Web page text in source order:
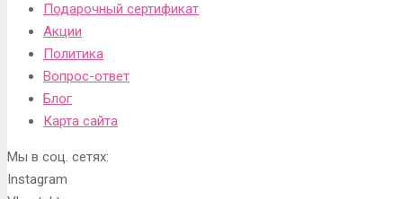
Подарочный сертификат
Акции
Политика
Вопрос-ответ
Блог
Карта сайта
Мы в соц. сетях:
Instagram